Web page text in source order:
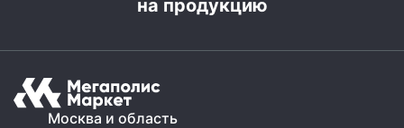
на продукцию
Москва и область